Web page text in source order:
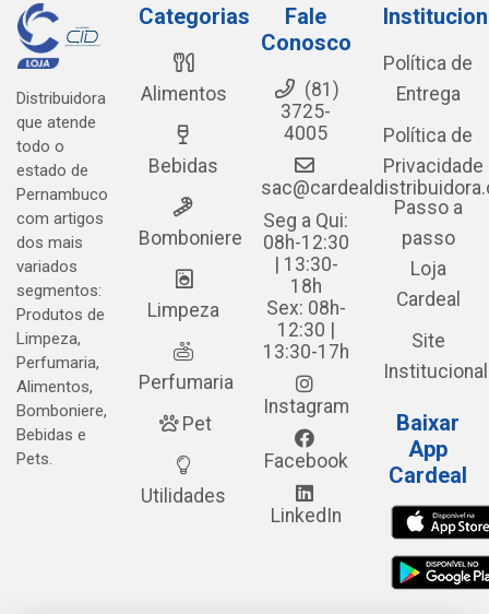
Distribuidora
que atende
todo o
estado de
Pernambuco
com artigos
dos mais
variados
segmentos:
Produtos de
Limpeza,
Perfumaria,
Alimentos,
Bomboniere,
Bebidas e
Pets.
Categorias
Alimentos
Bebidas
Bomboniere
Limpeza
Perfumaria
Pet
Utilidades
Fale
Conosco
(81)
3725-
4005
Seg a Qui:
08h-12:30
| 13:30-
18h
Sex: 08h-
12:30 |
13:30-17h
Instagram
Facebook
LinkedIn
Política de
Entrega
Política de
Privacidade
Passo a
passo
Loja
Cardeal
Site
Institucional
Baixar
App
Cardeal